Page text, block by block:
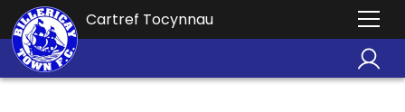
Cartref Tocynnau